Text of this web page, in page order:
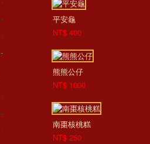
平安龜
NT$ 400
熊熊公仔
NT$ 1000
南棗核桃糕
NT$ 250